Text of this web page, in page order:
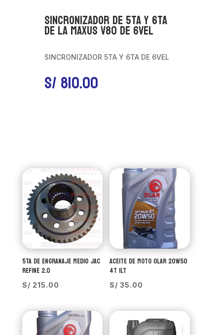
SINCRONIZADOR DE 5TA Y 6TA
DE LA MAXUS V80 DE 6VEL
SINCRONIZADOR 5TA Y 6TA DE 6VEL
S/810.00
5TA DE ENGRANAJE MEDIO JAC
REFINE 2.0
S/ 215.00
ACEITE DE MOTO OLAR 20W50
4T 1LT
S/ 35.00